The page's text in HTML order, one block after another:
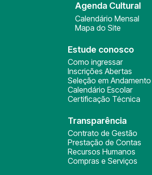
Agenda Cultural
Calendário Mensal
Mapa do Site
Estude conosco
Como ingressar
Inscrições Abertas
Seleção em Andamento
Calendário Escolar
Certificação Técnica
Transparência
Contrato de Gestão
Prestação de Contas
Recursos Humanos
Compras e Serviços